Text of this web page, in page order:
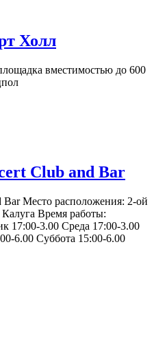
Холл
вместимостью до 600
Club and Bar
Bar Место расположения: 2-ой
Время работы:
17:00-3.00 Среда 17:00-3.00
6.00 Суббота 15:00-6.00